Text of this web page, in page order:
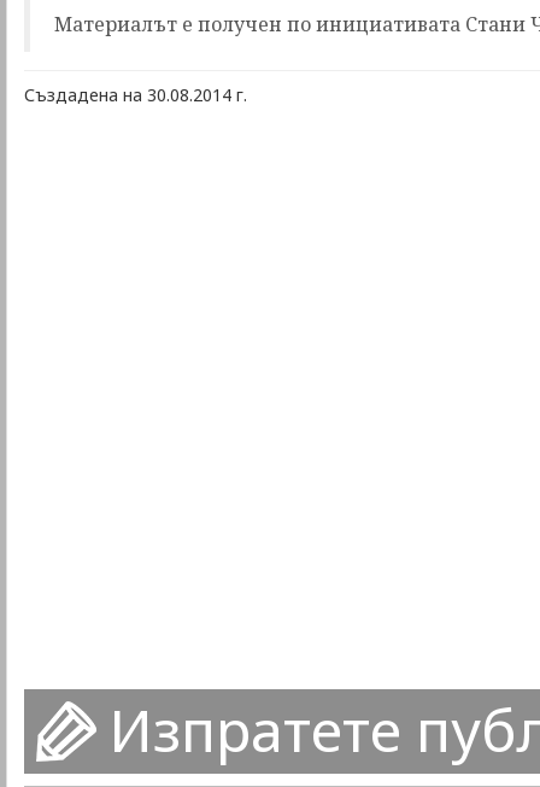
Материалът е получен по инициативата Стани
Създадена на 30.08.2014 г.
Изпратете